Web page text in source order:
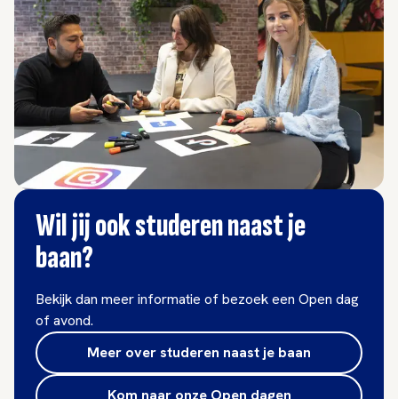
Wil jij ook studeren naast je
baan?
Bekijk dan meer informatie of bezoek een Open dag
of avond.
Meer over studeren naast je baan
Kom naar onze Open dagen